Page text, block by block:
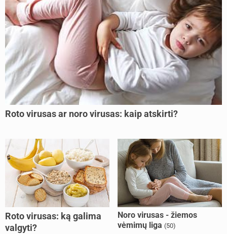
Roto virusas ar noro virusas: kaip atskirti?
Roto virusas: ką galima
valgyti?
Noro virusas - žiemos
vėmimų liga (50)